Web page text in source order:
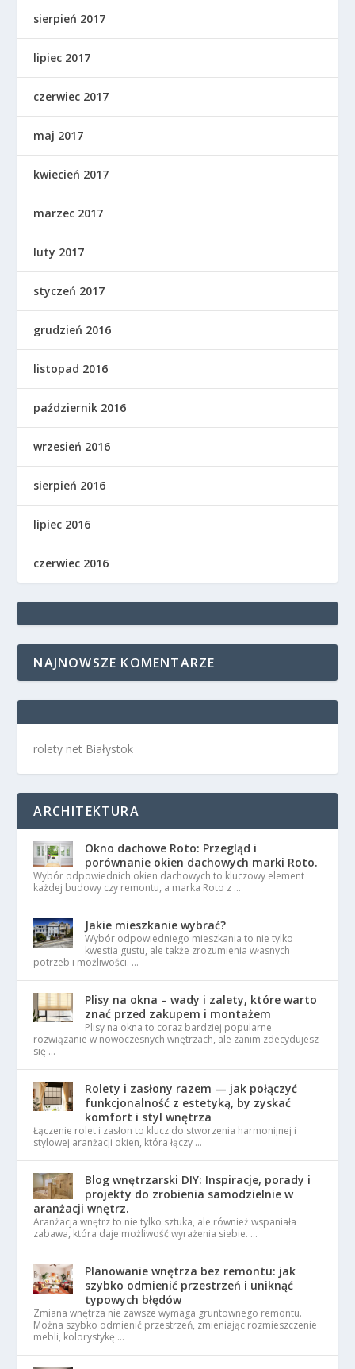
sierpień 2017
lipiec 2017
czerwiec 2017
maj 2017
kwiecień 2017
marzec 2017
luty 2017
styczeń 2017
grudzień 2016
listopad 2016
październik 2016
wrzesień 2016
sierpień 2016
lipiec 2016
czerwiec 2016
NAJNOWSZE KOMENTARZE
rolety net Białystok
ARCHITEKTURA
Okno dachowe Roto: Przegląd i
porównanie okien dachowych marki Roto.
Wybór odpowiednich okien dachowych to kluczowy element
każdej budowy czy remontu, a marka Roto z …
Jakie mieszkanie wybrać?
Wybór odpowiedniego mieszkania to nie tylko
kwestia gustu, ale także zrozumienia własnych
potrzeb i możliwości. …
Plisy na okna – wady i zalety, które warto
znać przed zakupem i montażem
Plisy na okna to coraz bardziej popularne
rozwiązanie w nowoczesnych wnętrzach, ale zanim zdecydujesz
się …
Rolety i zasłony razem — jak połączyć
funkcjonalność z estetyką, by zyskać
komfort i styl wnętrza
Łączenie rolet i zasłon to klucz do stworzenia harmonijnej i
stylowej aranżacji okien, która łączy …
Blog wnętrzarski DIY: Inspiracje, porady i
projekty do zrobienia samodzielnie w
aranżacji wnętrz.
Aranżacja wnętrz to nie tylko sztuka, ale również wspaniała
zabawa, która daje możliwość wyrażenia siebie. …
Planowanie wnętrza bez remontu: jak
szybko odmienić przestrzeń i uniknąć
typowych błędów
Zmiana wnętrza nie zawsze wymaga gruntownego remontu.
Można szybko odmienić przestrzeń, zmieniając rozmieszczenie
mebli, kolorystykę …